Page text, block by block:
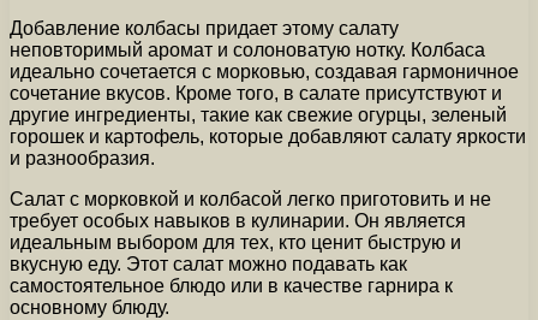
Добавление колбасы придает этому салату
неповторимый аромат и солоноватую нотку. Колбаса
идеально сочетается с морковью, создавая гармоничное
сочетание вкусов. Кроме того, в салате присутствуют и
другие ингредиенты, такие как свежие огурцы, зеленый
горошек и картофель, которые добавляют салату яркости
и разнообразия.
Салат с морковкой и колбасой легко приготовить и не
требует особых навыков в кулинарии. Он является
идеальным выбором для тех, кто ценит быструю и
вкусную еду. Этот салат можно подавать как
самостоятельное блюдо или в качестве гарнира к
основному блюду.